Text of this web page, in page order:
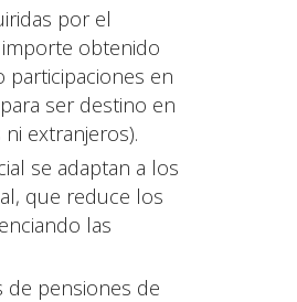
por el
obtenido
participaciones en
ser destino en
extranjeros).
se adaptan a los
que reduce los
las
de pensiones de